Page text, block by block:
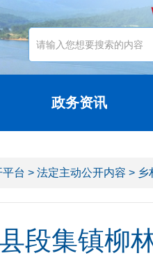
政务资讯
台 > 法定主动公开内容 > 乡
段集镇柳